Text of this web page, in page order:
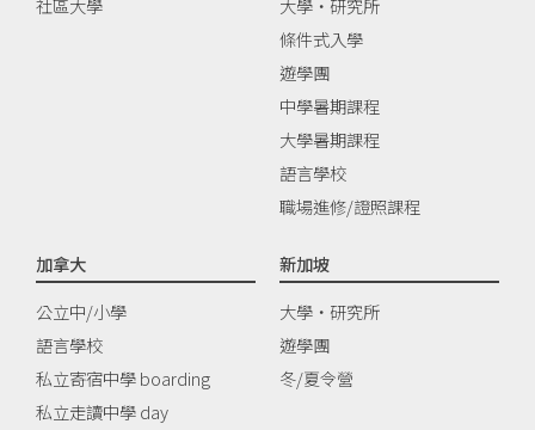
社區大學
大學‧研究所
條件式入學
遊學團
中學暑期課程
大學暑期課程
語言學校
職場進修/證照課程
加拿大
公立中/小學
語言學校
私立寄宿中學 boarding
私立走讀中學 day
新加坡
大學‧研究所
遊學團
冬/夏令營